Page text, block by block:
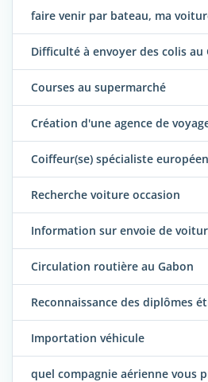
faire venir par bateau, ma
Difficulté à envoyer des colis au
Courses au supermarché
Création d'une agence de
Coiffeur(se) spécialiste européen
Recherche voiture occasion
Information sur envoie de
Circulation routière au Gabon
Reconnaissance des diplômes
Importation véhicule
quel compagnie aérienne vous